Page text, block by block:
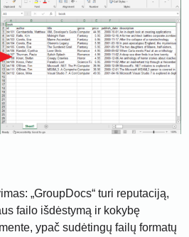
„GroupDocs“ turi reputaciją,
failo išdėstymą ir kokybę
ypač sudėtingų failų formatų